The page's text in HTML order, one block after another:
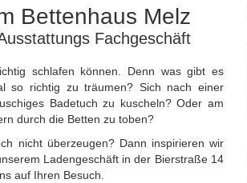
Bettenhaus Melz
Fachgeschäft
schlafen können. Denn was gibt es
so richtig zu träumen? Sich nach einer
Badetuch zu kuscheln? Oder am
durch die Betten zu toben?
nicht überzeugen? Dann inspirieren wir
Ladengeschäft in der Bierstraße 14
auf Ihren Besuch.